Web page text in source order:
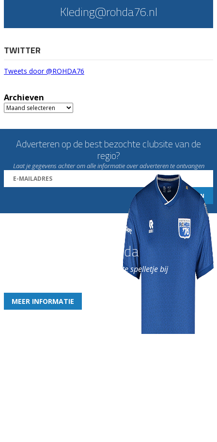
Kleding@rohda76.nl
TWITTER
Tweets door @ROHDA76
Archieven
Archieven
Adverteren op de best bezochte clubsite van de
regio?
Laat je gegevens achter om alle informatie over adverteren te ontvangen
Word nu lid van Rohda
en geniet iedere week van het leukste spelletje bij
MEER INFORMATIE